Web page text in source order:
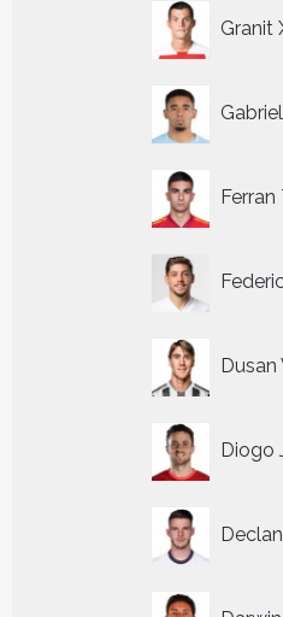
Granit
Ferran
Dusan
Diogo